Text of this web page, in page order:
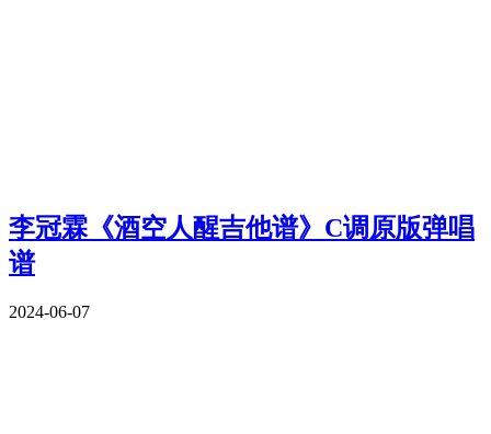
李冠霖《酒空人醒吉他谱》C调原版弹唱
谱
2024-06-07